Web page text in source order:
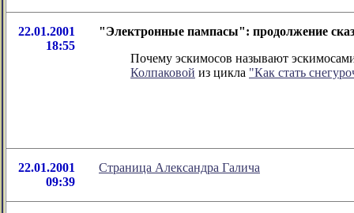
22.01.2001
18:55
"Электронные пампасы": продолжение
Почему эскимосов называют
Колпаковой из цикла "Как стать
22.01.2001
09:39
Страница Александра Галича